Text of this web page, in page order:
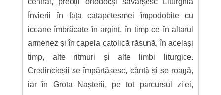
central, preoții ortodocși săvârșesc Liturghia
Învierii în fața catapetesmei împodobite cu
icoane îmbrăcate în argint, în timp ce în altarul
armenez și în capela catolică răsună, în același
timp, alte ritmuri și alte limbi liturgice.
Credincioșii se împărtășesc, cântă și se roagă,
iar în Grota Nașterii, pe tot parcursul zilei,